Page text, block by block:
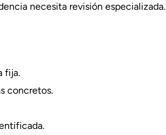
necesita revisión especializada.
fija.
concretos.